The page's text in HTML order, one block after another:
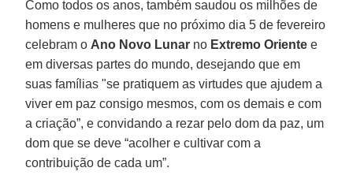
Como todos os anos, também saudou os milhões de
homens e mulheres que no próximo dia 5 de fevereiro
celebram o Ano Novo Lunar no Extremo Oriente e
em diversas partes do mundo, desejando que em
suas famílias "se pratiquem as virtudes que ajudem a
viver em paz consigo mesmos, com os demais e com
a criação”, e convidando a rezar pelo dom da paz, um
dom que se deve “acolher e cultivar com a
contribuição de cada um”.